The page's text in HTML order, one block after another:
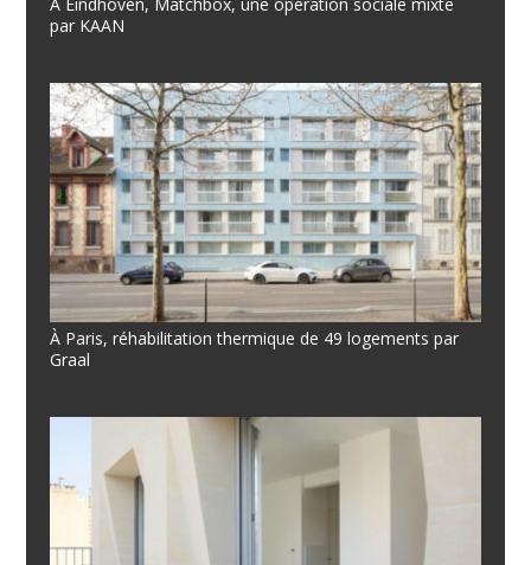
par KAAN
À Paris, réhabilitation thermique de 49 logements par
Graal